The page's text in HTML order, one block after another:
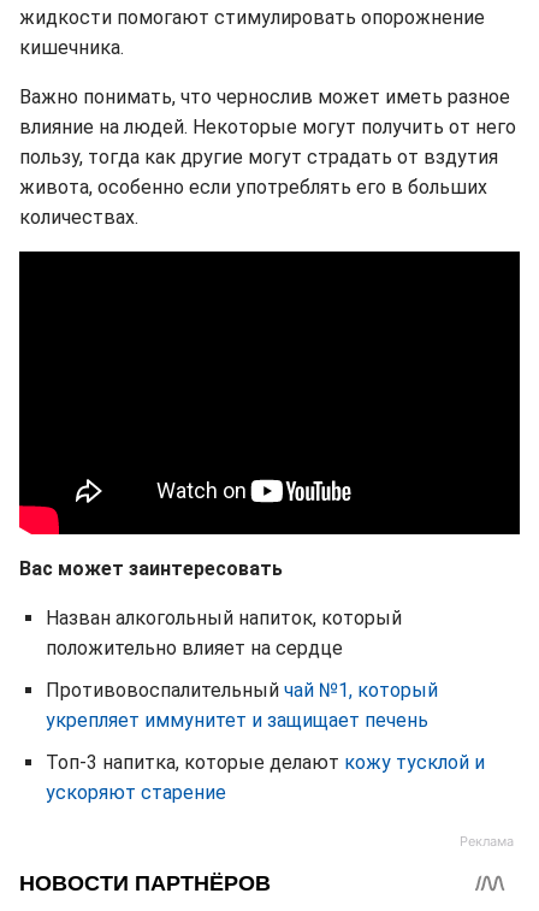
жидкости помогают стимулировать опорожнение
кишечника.
Важно понимать, что чернослив может иметь разное
влияние на людей. Некоторые могут получить от него
пользу, тогда как другие могут страдать от вздутия
живота, особенно если употреблять его в больших
количествах.
Вас может заинтересовать
Назван алкогольный напиток, который
положительно влияет на сердце
Противовоспалительный чай №1, который
укрепляет иммунитет и защищает печень
Топ-3 напитка, которые делают кожу тусклой и
ускоряют старение